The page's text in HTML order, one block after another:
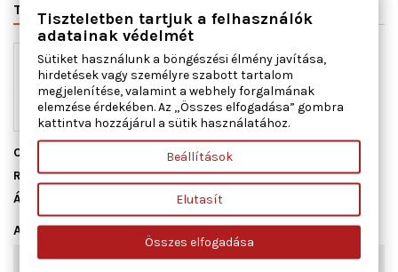
TERMÉK RÉSZLETEI VÁLTÓSZÁMOK MIHEZ JÓ
Cikkszám
Raktáron4 db
Állapot
Adatlap
Beépítési oldal jobb első
Tiszteletben tartjuk a felhasználók
adatainak védelmét
Sütiket használunk a böngészési élmény javítása,
hirdetések vagy személyre szabott tartalom
megjelenítése, valamint a webhely forgalmának
elemzése érdekében. Az „Összes elfogadása” gombra
kattintva hozzájárul a sütik használatához.
Beállítások
Elutasít
Összes elfogadása